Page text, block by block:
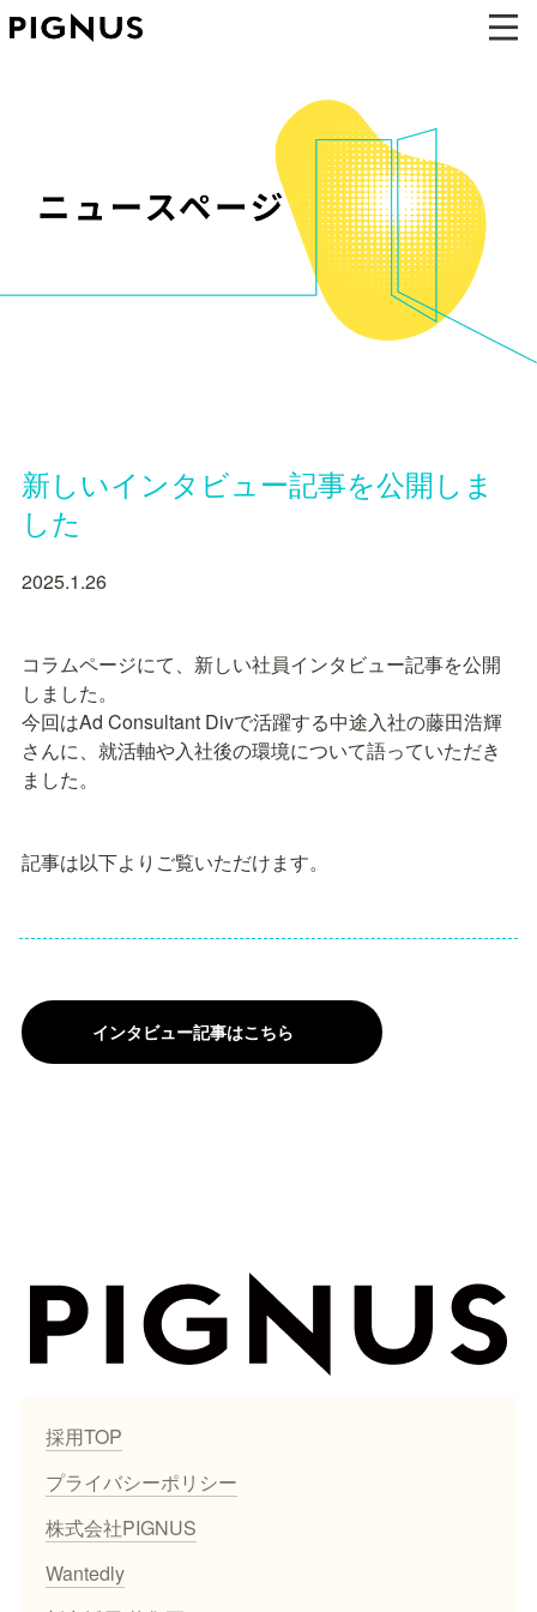
新しいインタビュー記事を公開しま
した
2025.1.26
コラムページにて、新しい社員インタビュー記事を公開
しました。
今回はAd Consultant Divで活躍する中途入社の藤田浩輝
さんに、就活軸や入社後の環境について語っていただき
ました。
記事は以下よりご覧いただけます。
インタビュー記事はこちら
採用TOP
プライバシーポリシー
株式会社PIGNUS
Wantedly